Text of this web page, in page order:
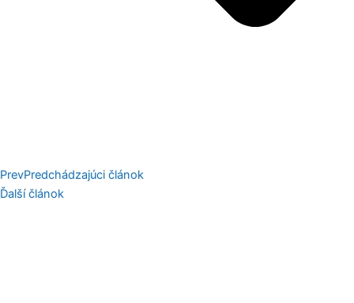
PrevPredchádzajúci článok
Ďalší článok